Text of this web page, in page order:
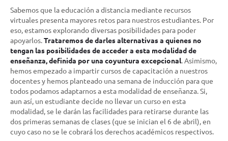
Sabemos que la educación a distancia mediante recursos
virtuales presenta mayores retos para nuestros estudiantes. Por
eso, estamos explorando diversas posibilidades para poder
apoyarlos.Trataremos de darles alternativas a quienes no
tengan las posibilidades de acceder a esta modalidad de
enseñanza, definida por una coyuntura excepcional. Asimismo,
hemos empezado a impartir cursos de capacitación a nuestros
docentes y hemos planteado una semana de inducción para que
todos podamos adaptarnos a esta modalidad de enseñanza. Si,
aun así, un estudiante decide no llevar un curso en esta
modalidad, se le darán las facilidades para retirarse durante las
dos primeras semanas de clases (que se inician el 6 de abril), en
cuyo caso no se le cobrará los derechos académicos respectivos.